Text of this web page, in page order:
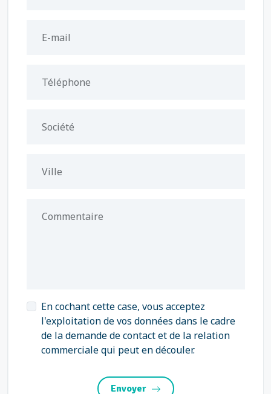
E-mail
Téléphone
Société
Ville
Commentaire
En cochant cette case, vous acceptez
l'exploitation de vos données dans le cadre
de la demande de contact et de la relation
commerciale qui peut en découler.
Envoyer